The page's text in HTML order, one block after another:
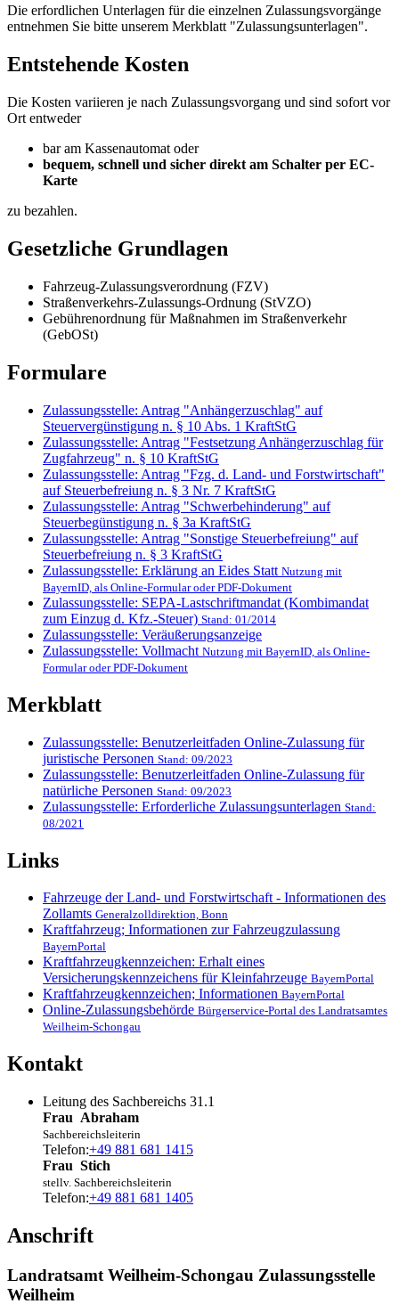
Die erfordlichen Unterlagen für die einzelnen Zulassungsvorgänge
entnehmen Sie bitte unserem Merkblatt "Zulassungsunterlagen".
Entstehende Kosten
Die Kosten variieren je nach Zulassungsvorgang und sind sofort vor
Ort entweder
bar am Kassenautomat oder
bequem, schnell und sicher direkt am Schalter per EC-
Karte
zu bezahlen.
Gesetzliche Grundlagen
Fahrzeug-Zulassungsverordnung (FZV)
Straßenverkehrs-Zulassungs-Ordnung (StVZO)
Gebührenordnung für Maßnahmen im Straßenverkehr
(GebOSt)
Formulare
Zulassungsstelle: Antrag "Anhängerzuschlag" auf
Steuervergünstigung n. § 10 Abs. 1 KraftStG
Zulassungsstelle: Antrag "Festsetzung Anhängerzuschlag für
Zugfahrzeug" n. § 10 KraftStG
Zulassungsstelle: Antrag "Fzg. d. Land- und Forstwirtschaft"
auf Steuerbefreiung n. § 3 Nr. 7 KraftStG
Zulassungsstelle: Antrag "Schwerbehinderung" auf
Steuerbegünstigung n. § 3a KraftStG
Zulassungsstelle: Antrag "Sonstige Steuerbefreiung" auf
Steuerbefreiung n. § 3 KraftStG
Zulassungsstelle: Erklärung an Eides Statt Nutzung mit
BayernID, als Online-Formular oder PDF-Dokument
Zulassungsstelle: SEPA-Lastschriftmandat (Kombimandat
zum Einzug d. Kfz.-Steuer) Stand: 01/2014
Zulassungsstelle: Veräußerungsanzeige
Zulassungsstelle: Vollmacht Nutzung mit BayernID, als Online-
Formular oder PDF-Dokument
Merkblatt
Zulassungsstelle: Benutzerleitfaden Online-Zulassung für
juristische Personen Stand: 09/2023
Zulassungsstelle: Benutzerleitfaden Online-Zulassung für
natürliche Personen Stand: 09/2023
Zulassungsstelle: Erforderliche Zulassungsunterlagen Stand:
08/2021
Links
Fahrzeuge der Land- und Forstwirtschaft - Informationen des
Zollamts Generalzolldirektion, Bonn
Kraftfahrzeug; Informationen zur Fahrzeugzulassung
BayernPortal
Kraftfahrzeugkennzeichen: Erhalt eines
Versicherungskennzeichens für Kleinfahrzeuge BayernPortal
Kraftfahrzeugkennzeichen; Informationen BayernPortal
Online-Zulassungsbehörde Bürgerservice-Portal des Landratsamtes
Weilheim-Schongau
Kontakt
Leitung des Sachbereichs 31.1
Frau Abraham
Sachbereichsleiterin
Telefon:+49 881 681 1415
Frau Stich
stellv. Sachbereichsleiterin
Telefon:+49 881 681 1405
Anschrift
Landratsamt Weilheim-Schongau Zulassungsstelle
Weilheim